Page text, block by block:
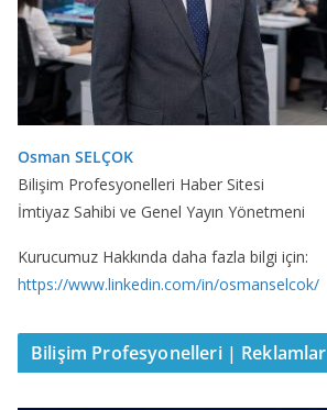
Osman SELÇOK
Bilişim Profesyonelleri Haber Sitesi
İmtiyaz Sahibi ve Genel Yayın Yönetmeni
Kurucumuz Hakkında daha fazla bilgi için:
https://www.linkedin.com/in/osmanselcok/
Bilişim Profesyonelleri | Reklamlar